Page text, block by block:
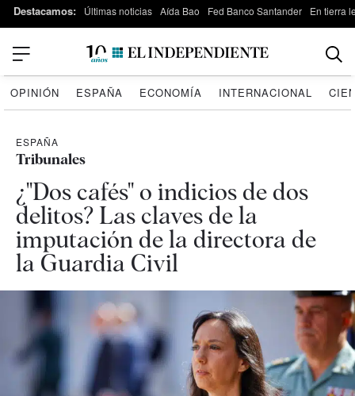
Destacamos: Últimas noticias Aída Bao Fed Banco Santander En tierra
OPINIÓN ESPAÑA ECONOMÍA INTERNACIONAL
ESPAÑA
Tribunales
¿"Dos cafés" o indicios de dos
delitos? Las claves de la
imputación de la directora de
la Guardia Civil